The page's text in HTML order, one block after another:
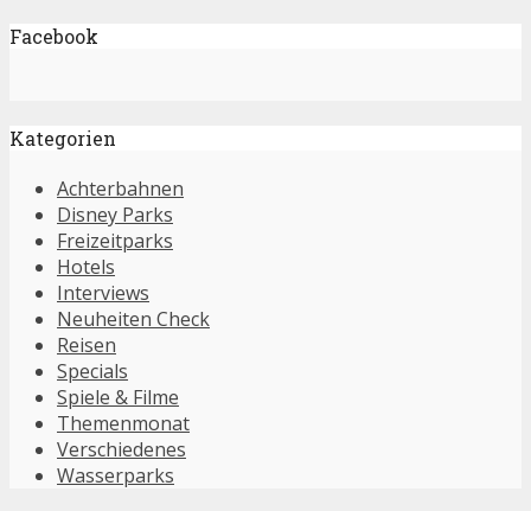
Facebook
Kategorien
Achterbahnen
Disney Parks
Freizeitparks
Hotels
Interviews
Neuheiten Check
Reisen
Specials
Spiele & Filme
Themenmonat
Verschiedenes
Wasserparks